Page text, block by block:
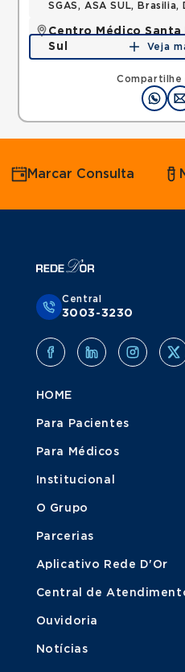
SGAS, ASA SUL, Brasilia,
Centro Médico
Sul
SHLS, ASA SUL,
Veja
Marcar Consulta
Central
3003-3230
HOME
Para Pacientes
Para Médicos
Institucional
O Grupo
Parcerias
Aplicativo Rede D'Or
Central de
Ouvidoria
Notícias